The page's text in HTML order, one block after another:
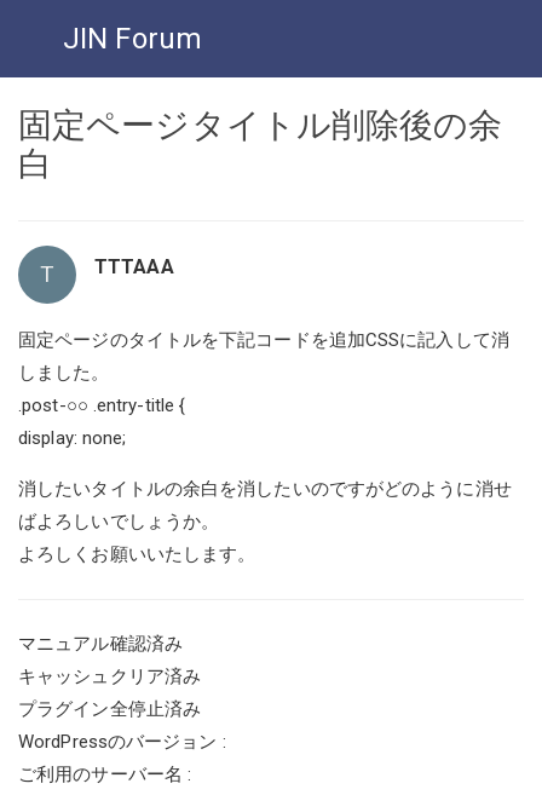
JIN Forum
固定ページタイトル削除後の余
白
T TTTAAA
固定ページのタイトルを下記コードを追加CSSに記入して消
しました。
.post-○○ .entry-title {
display: none;
消したいタイトルの余白を消したいのですがどのように消せ
ばよろしいでしょうか。
よろしくお願いいたします。
マニュアル確認済み
キャッシュクリア済み
プラグイン全停止済み
WordPressのバージョン :
ご利用のサーバー名 :